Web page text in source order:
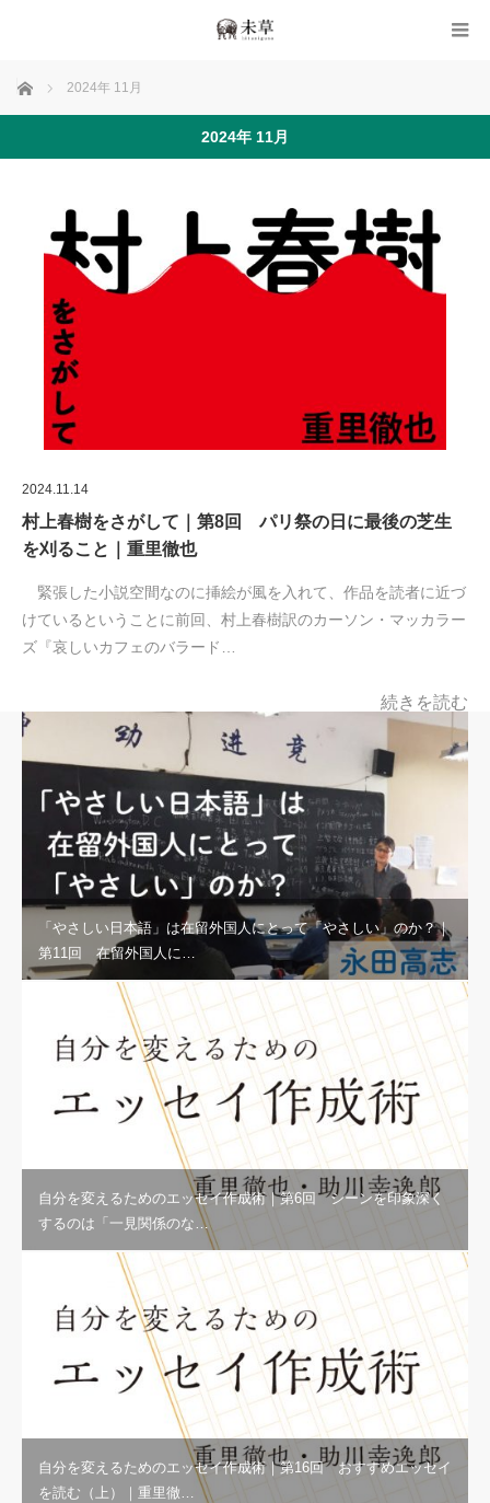
ホーム 2024年 11月
2024年 11月
2024.11.14
村上春樹をさがして｜第8回 パリ祭の日に最後の芝生
を刈ること｜重里徹也
緊張した小説空間なのに挿絵が風を入れて、作品を読者に近づ
けているということに前回、村上春樹訳のカーソン・マッカラー
ズ『哀しいカフェのバラード…
続きを読む
「やさしい日本語」は在留外国人にとって「やさしい」のか？｜
第11回 在留外国人に…
自分を変えるためのエッセイ作成術｜第6回 シーンを印象深く
するのは「一見関係のな…
自分を変えるためのエッセイ作成術｜第16回 おすすめエッセイ
を読む（上）｜重里徹…